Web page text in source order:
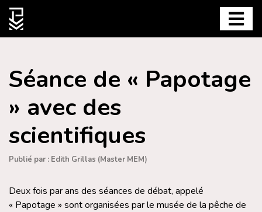
Séance de « Papotage
» avec des
scientifiques
Publié par : Edith Grillas (Master MEM)
Deux fois par ans des séances de débat, appelé
« Papotage » sont organisées par le musée de la pêche de